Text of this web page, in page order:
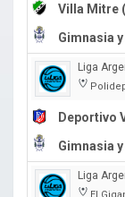
Villa Mitre
Gimnasia
Liga
Polideportivo Municipal
Deportivo
Gimnasia
Liga